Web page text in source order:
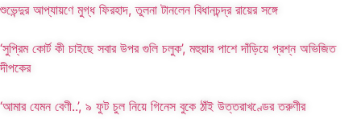
শুভেন্দুর আপ্যায়ণে মুগ্ধ ফিরহাদ, তুলনা টানলেন বিধানচন্দ্র রায়ের সঙ্গে
‘সুপ্রিম কোর্ট কী চাইছে সবার উপর গুলি চলুক’, মহুয়ার পাশে দাঁড়িয়ে প্রশ্ন অভিজিত
দীপকের
‘আমার যেমন বেণী..’, ৯ ফুট চুল নিয়ে গিনেস বুকে ঠাঁই উত্তরাখণ্ডের তরুণীর